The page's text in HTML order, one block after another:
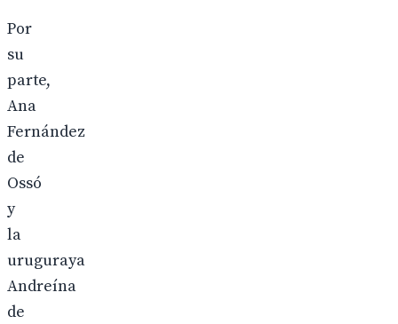
Por
su
parte,
Ana
Fernández
de
Ossó
y
la
uruguraya
Andreína
de